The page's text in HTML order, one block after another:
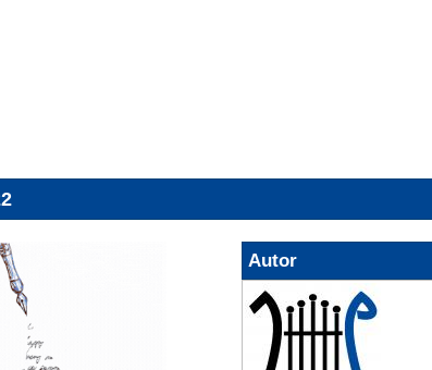
Autor